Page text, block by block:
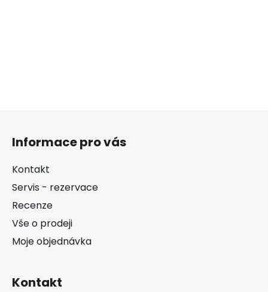
Informace pro vás
Kontakt
Servis - rezervace
Recenze
Vše o prodeji
Moje objednávka
Kontakt